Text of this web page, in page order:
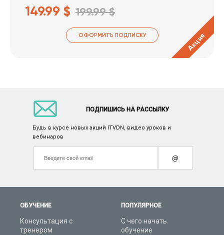
149.99 $ 199.99 $
ОФОРМИТЬ ПОДПИСКУ Акция
ОБУЧЕНИЕ
Консультация с
тренером
ПОПУЛЯРНОЕ
С чего начать
обучение
ПОДПИШИСЬ НА РАССЫЛКУ
Будь в курсе новых акций ITVDN, видео уроков и
вебинаров
@